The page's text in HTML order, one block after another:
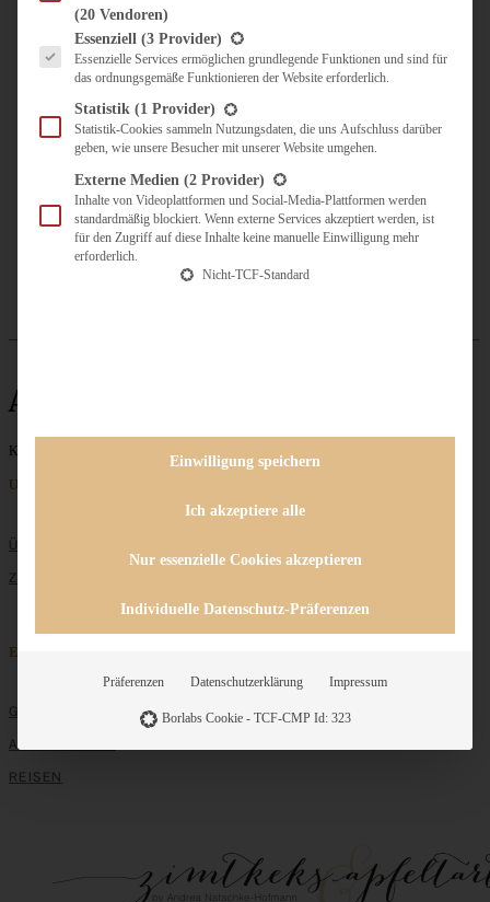
UNTERWEGS
KULINARISCH UNTERWEGS
ÜBER MICH
ZUSAMMENARBEIT
Aprikosentarte
Keine Beiträge gefunden
Unternehmen
ÜBER MICH
ZUSAMMENARBEIT
Entdecken
GRUNDLAGEN
ALLE REZEPTE
REISEN
(20 Vendoren)
Es folgt eine Liste der Service-Gruppen, für die eine Einwilligung erteilt werden
Essenziell (3 Provider)
Essenzielle Services ermöglichen grundlegende Funktionen und sind für
das ordnungsgemäße Funktionieren der Website erforderlich.
Statistik (1 Provider)
Statistik-Cookies sammeln Nutzungsdaten, die uns Aufschluss darüber
geben, wie unsere Besucher mit unserer Website umgehen.
Externe Medien (2 Provider)
Inhalte von Videoplattformen und Social-Media-Plattformen werden
standardmäßig blockiert. Wenn externe Services akzeptiert werden, ist
für den Zugriff auf diese Inhalte keine manuelle Einwilligung mehr
erforderlich.
Nicht-TCF-Standard
Einwilligung speichern
Ich akzeptiere alle
Nur essenzielle Cookies akzeptieren
Individuelle Datenschutz-Präferenzen
Präferenzen Datenschutzerklärung Impressum
Borlabs Cookie - TCF-CMP Id: 323